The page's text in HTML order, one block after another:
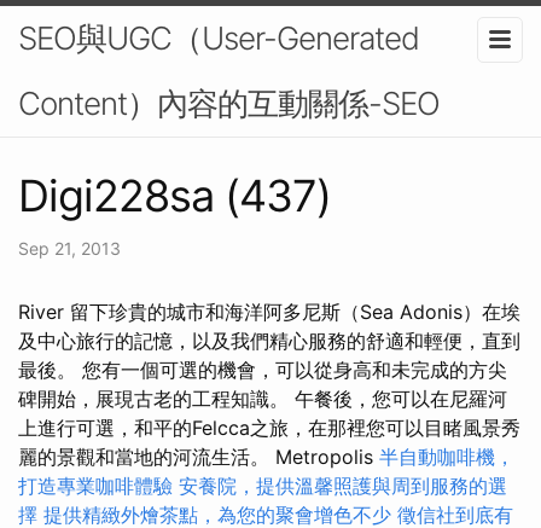
SEO與UGC（User-Generated
Content）內容的互動關係-SEO
Digi228sa (437)
Sep 21, 2013
River 留下珍貴的城市和海洋阿多尼斯（Sea Adonis）在埃
及中心旅行的記憶，以及我們精心服務的舒適和輕便，直到
最後。 您有一個可選的機會，可以從身高和未完成的方尖
碑開始，展現古老的工程知識。 午餐後，您可以在尼羅河
上進行可選，和平的Felcca之旅，在那裡您可以目睹風景秀
麗的景觀和當地的河流生活。 Metropolis 半自動咖啡機，
打造專業咖啡體驗 安養院，提供溫馨照護與周到服務的選
擇 提供精緻外燴茶點，為您的聚會增色不少 徵信社到底有